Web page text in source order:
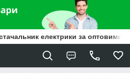
електрики за оптовими